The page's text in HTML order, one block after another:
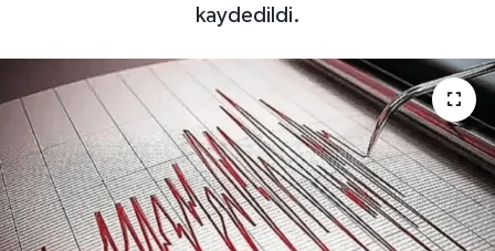
kaydedildi.
YAŞAM
SPOR
Son Dakika Haberleri
Haber Arşivi